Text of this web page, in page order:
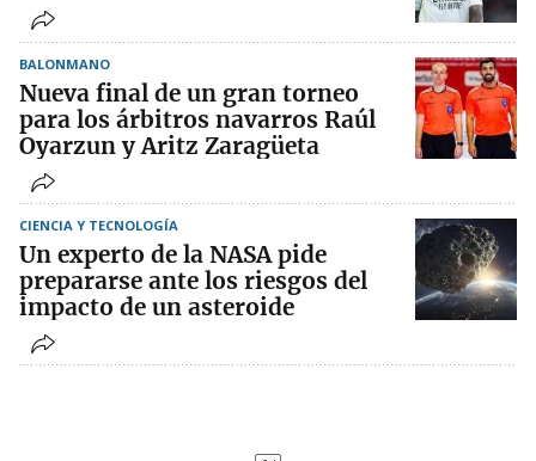
BALONMANO
Nueva final de un gran torneo
para los árbitros navarros Raúl
Oyarzun y Aritz Zaragüeta
CIENCIA Y TECNOLOGÍA
Un experto de la NASA pide
prepararse ante los riesgos del
impacto de un asteroide